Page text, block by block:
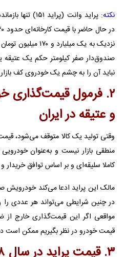
نکته:
پراید وانت
نزدیک به یک
صندوق‌دار صفر کیلومتر حکم یک عتیقه
نباید آن را به چشم یک خودروی کف
۲. فرمول قیمت‌گذاری
و عتیقه در ایران
وقتی تولید یک کالا متوقف می‌شود،
منطقی بازار نیست و به‌عنوان
کاملا سلیقه‌ای و بر اساس توافق
مالک این پراید ادعا می‌کند
در چنین شرایطی می‌تواند هر عددی
مواقعی اگر این قیمت‌گذاری خارج از
قیمت خودرو در نظر بگیریم ممکن است